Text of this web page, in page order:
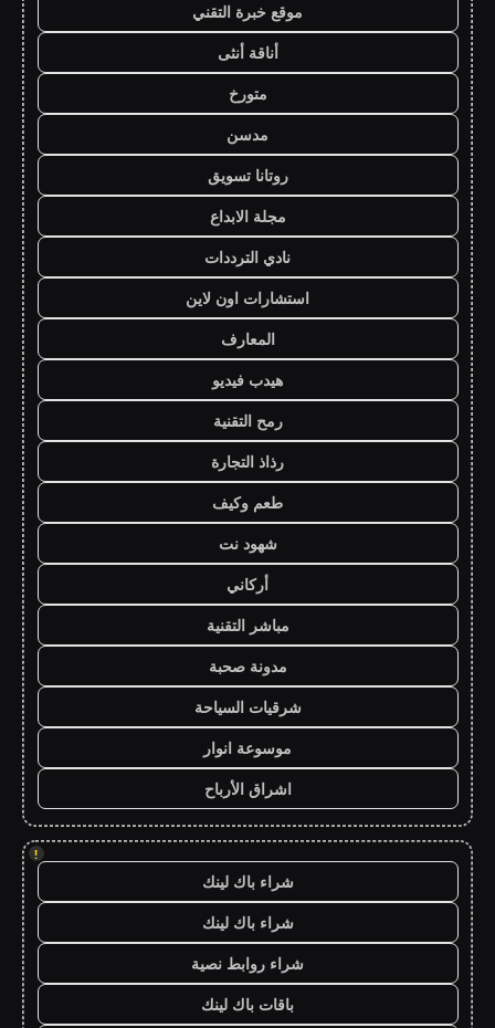
موقع خبرة التقني
أناقة أنثى
متورخ
مدسن
روتانا تسويق
مجلة الابداع
نادي الترددات
استشارات اون لاين
المعارف
هيدب فيديو
رمح التقنية
رذاذ التجارة
طعم وكيف
شهود نت
أركاني
مباشر التقنية
مدونة صحبة
شرقيات السياحة
موسوعة انوار
اشراق الأرباح
!
شراء باك لينك
شراء باك لينك
شراء روابط نصية
باقات باك لينك